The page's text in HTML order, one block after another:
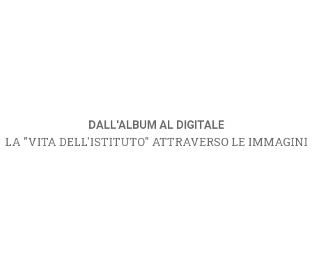
DALL'ALBUM AL DIGITALE
LA "VITA DELL'ISTITUTO" ATTRAVERSO LE IMMAGINI